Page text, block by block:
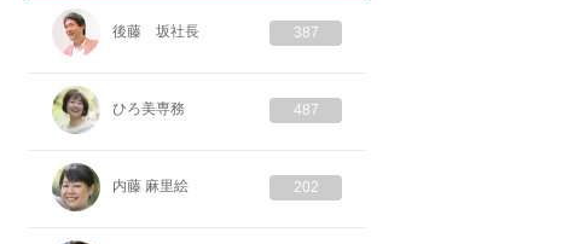
後藤 坂社長 387
ひろ美専務 487
内藤 麻里絵 202